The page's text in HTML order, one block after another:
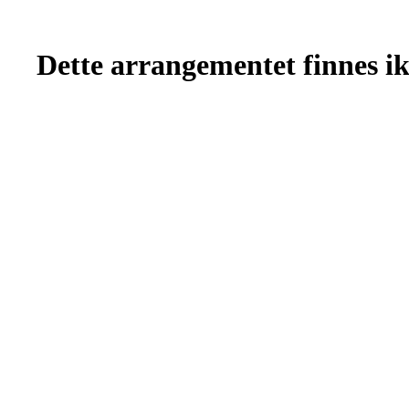
Dette arrangementet finnes